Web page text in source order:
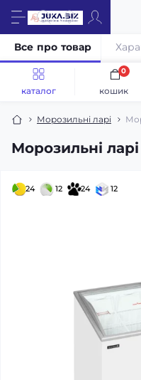
каталог кошик
0
Морозильні ларі
Морозильні ларі
Все про товар
24 12 24 12